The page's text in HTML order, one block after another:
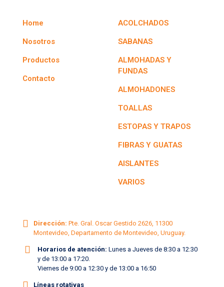
Home
Nosotros
Productos
Contacto
ACOLCHADOS
SABANAS
ALMOHADAS Y
FUNDAS
ALMOHADONES
TOALLAS
ESTOPAS Y TRAPOS
FIBRAS Y GUATAS
AISLANTES
VARIOS
Dirección: Pte. Gral. Oscar Gestido 2626, 11300
Montevideo, Departamento de Montevideo, Uruguay.
Horarios de atención: Lunes a Jueves de 8:30 a 12:30
y de 13:00 a 17:20.
Viernes de 9:00 a 12:30 y de 13:00 a 16:50
Líneas rotativas